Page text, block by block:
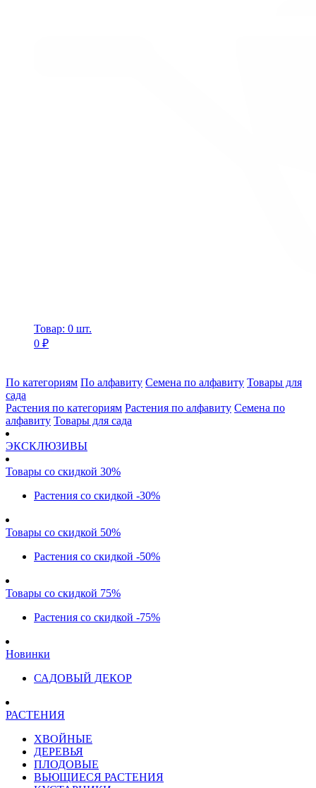
Товар: 0 шт.
0 ₽
По категориям По алфавиту Семена по алфавиту Товары для
сада
Растения по категориям Растения по алфавиту Семена по
алфавиту Товары для сада
ЭКСКЛЮЗИВЫ
Товары со скидкой 30%
Растения со скидкой -30%
Товары со скидкой 50%
Растения со скидкой -50%
Товары со скидкой 75%
Растения со скидкой -75%
Новинки
САДОВЫЙ ДЕКОР
РАСТЕНИЯ
ХВОЙНЫЕ
ДЕРЕВЬЯ
ПЛОДОВЫЕ
ВЬЮЩИЕСЯ РАСТЕНИЯ